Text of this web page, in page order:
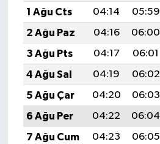
1 Ağu Cts
04:14 05:59
2 Ağu Paz
04:16 06:00
3 Ağu Pts
04:17 06:01
4 Ağu Sal
04:19 06:02
5 Ağu Çar
04:20 06:03
6 Ağu Per
04:22 06:04
7 Ağu Cum
04:23 06:05